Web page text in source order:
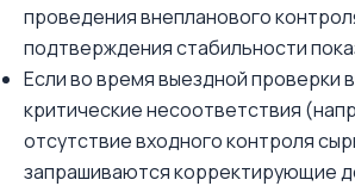
проведения внепланового
подтверждения стабильности
Если во время выездной проверки
критические несоответствия
отсутствие входного контроля
запрашиваются корректирующие